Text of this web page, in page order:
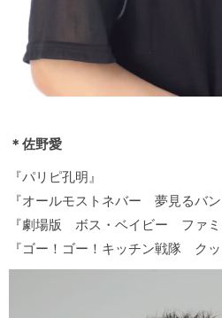
＊佐野愛
『パリピ孔明』
『オールモストネバー 夢見るバン
『劇場版 ボス・ベイビー ファミ
『ゴー！ゴー！キッチン戦隊 クッ